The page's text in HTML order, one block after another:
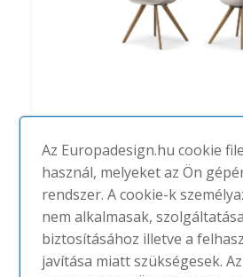
Yonda
WILKHAHN
Az Europadesign.hu cookie
használ, melyeket az Ön
rendszer. A cookie-k
nem alkalmasak,
biztosításához illetve a
javítása miatt szükségesek.